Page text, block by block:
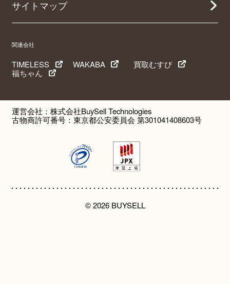
サイトマップ
関連会社
TIMELESS WAKABA
買取むすび
福ちゃん
運営会社：株式会社BuySell Technologies
古物商許可番号：東京都公安委員会 第301041408603号
© 2026 BUYSELL